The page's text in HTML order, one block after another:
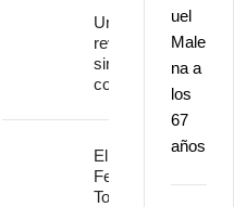
Una
revolución
sin
continuidad
El
Festival
Torre del
uel
Male
na a
los
67
años